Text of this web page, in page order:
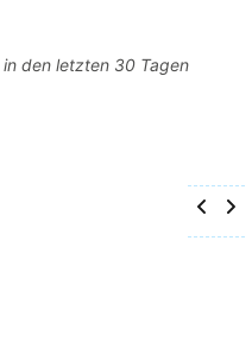
den letzten 30 Tagen